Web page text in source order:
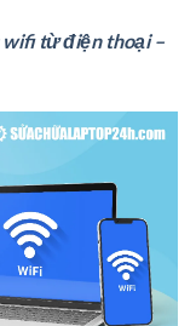
từ điện thoại –